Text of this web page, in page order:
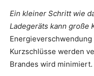
Ein kleiner Schritt wie
Ladegeräts kann große
Kurzschlüsse werden
Brandes wird minimiert.